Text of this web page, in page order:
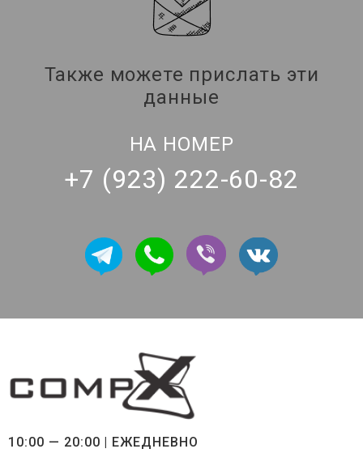
Также можете прислать эти
данные
НА НОМЕР
+7 (923) 222-60-82
10:00 — 20:00 | ЕЖЕДНЕВНО